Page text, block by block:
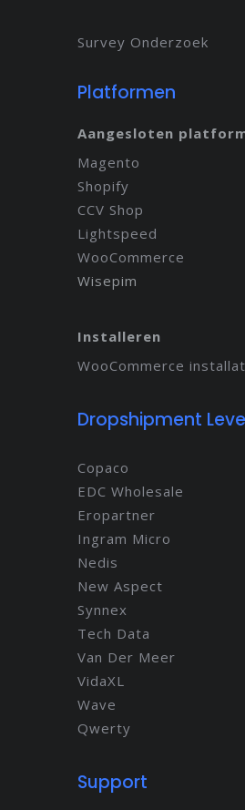
Survey Onderzoek
Platformen
Aangesloten
Magento
Shopify
CCV Shop
Lightspeed
WooCommerce
Wisepim
Installeren
WooCommerce
Dropshipment
Copaco
EDC Wholesale
Eropartner
Ingram Micro
Nedis
New Aspect
Synnex
Tech Data
Van Der Meer
VidaXL
Wave
Qwerty
Support